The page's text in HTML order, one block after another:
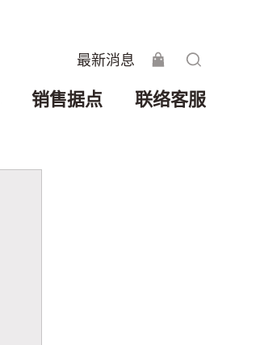
最新消息
销售据点 联络客服